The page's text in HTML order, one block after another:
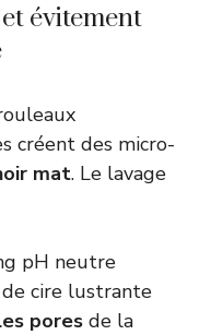
évitement
créent des micro-
mat. Le lavage
pH neutre
de cire lustrante
pores de la